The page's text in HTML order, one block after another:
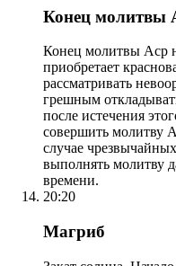
Конец молитвы
Конец молитвы Аср
приобретает
рассматривать
грешным
после истечения
совершить молитву
случае
выполнять молитву
времени.
20:20
Магриб